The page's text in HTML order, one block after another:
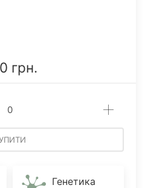
грн.
Генетика